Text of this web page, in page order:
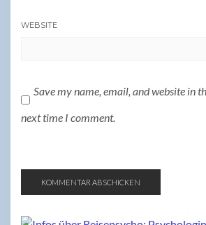
WEBSITE
Save my name, email, and website in
next time I comment.